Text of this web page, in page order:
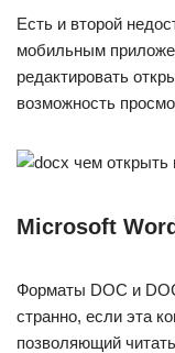
Есть и второй
мобильным
редактировать
возможность
Microsoft Word
Форматы DOC и
странно, если эта
позволяющий